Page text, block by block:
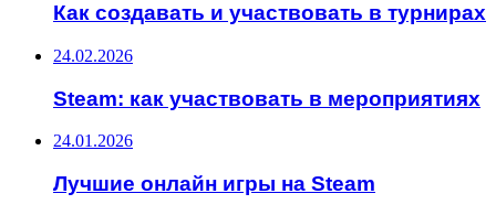
Как создавать и участвовать в турнирах
24.02.2026
Steam: как участвовать в мероприятиях
24.01.2026
Лучшие онлайн игры на Steam